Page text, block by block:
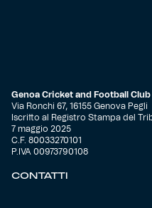
Caffè Boasi x Genoa
Genoa Cricket and Football Club
Via Ronchi 67, 16155 Genova Pegli
Iscritto al Registro Stampa del
7 maggio 2025
C.F. 80033270101
P.IVA 00973790108
CONTATTI